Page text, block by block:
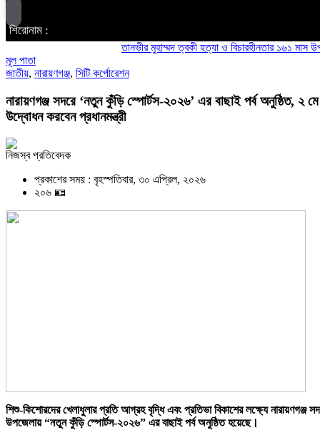
শিরোনাম :
তানভীর মুহাম্মদ ত্বকী হত্যা ও বিচারহীনতার ১৬১ মাস
মূল পাতা
জাতীয়, নারায়ণগঞ্জ, সিটি কর্পোরেশন
নারায়ণগঞ্জ সদরে ‘নতুন কুঁড়ি স্পোর্টস-২০২৬’ এর বাছাই পর্ব অনুষ্ঠিত, ২ মে
উদ্বোধন করবেন প্রধানমন্ত্রী
নিজস্ব প্রতিবেদক
প্রকাশের সময় : বৃহস্পতিবার, ৩০ এপ্রিল, ২০২৬
২০৬ 🪪
শিশু-কিশোরদের খেলাধুলার প্রতি আগ্রহ বৃদ্ধি এবং প্রতিভা বিকাশের লক্ষ্যে নারায়ণগঞ্জ
উপজেলায় “নতুন কুঁড়ি স্পোর্টস-২০২৬” এর বাছাই পর্ব অনুষ্ঠিত হয়েছে।